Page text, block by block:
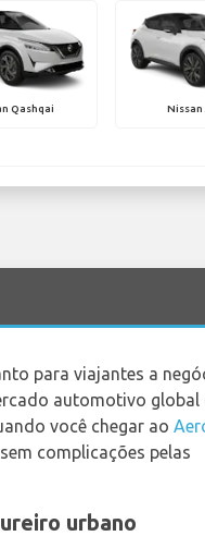
Qashqai Nissan
para viajantes a
automotivo global
você chegar ao
complicações pelas
urbano